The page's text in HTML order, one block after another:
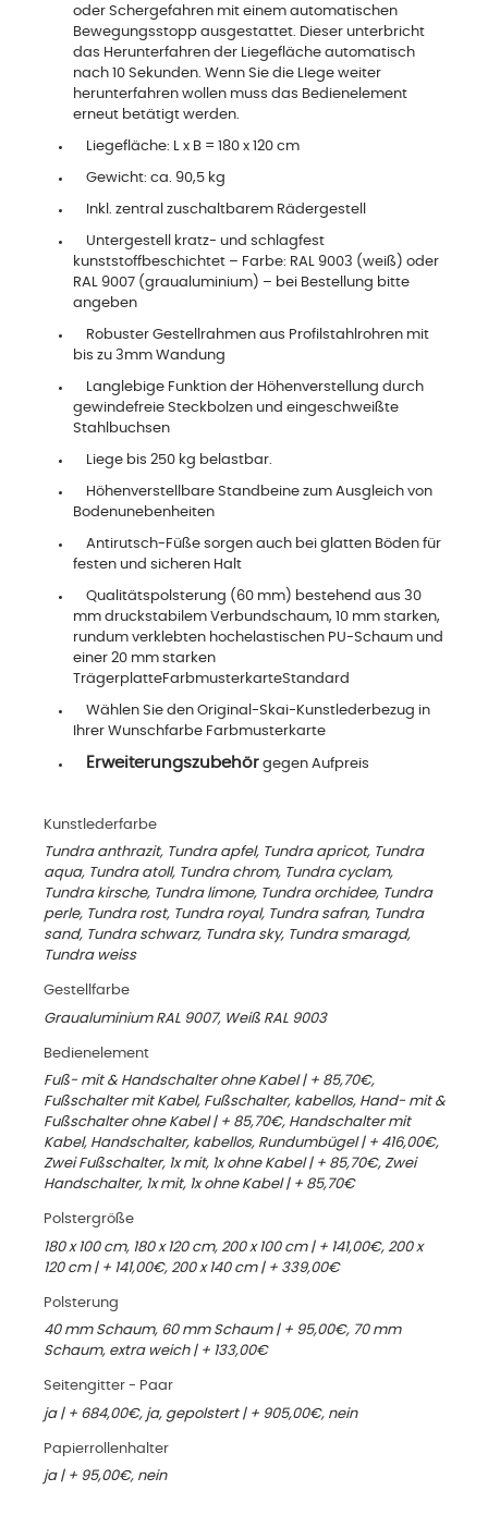
oder Schergefahren mit einem automatischen
Bewegungsstopp ausgestattet. Dieser unterbricht
das Herunterfahren der Liegefläche automatisch
nach 10 Sekunden. Wenn Sie die LIege weiter
herunterfahren wollen muss das Bedienelement
erneut betätigt werden.
Liegefläche: L x B = 180 x 120 cm
Gewicht: ca. 90,5 kg
Inkl. zentral zuschaltbarem Rädergestell
Untergestell kratz- und schlagfest
kunststoffbeschichtet – Farbe: RAL 9003 (weiß) oder
RAL 9007 (graualuminium) – bei Bestellung bitte
angeben
Robuster Gestellrahmen aus Profilstahlrohren mit
bis zu 3mm Wandung
Langlebige Funktion der Höhenverstellung durch
gewindefreie Steckbolzen und eingeschweißte
Stahlbuchsen
Liege bis 250 kg belastbar.
Höhenverstellbare Standbeine zum Ausgleich von
Bodenunebenheiten
Antirutsch-Füße sorgen auch bei glatten Böden für
festen und sicheren Halt
Qualitätspolsterung (60 mm) bestehend aus 30
mm druckstabilem Verbundschaum, 10 mm starken,
rundum verklebten hochelastischen PU-Schaum und
einer 20 mm starken
TrägerplatteFarbmusterkarteStandard
Wählen Sie den Original-Skai-Kunstlederbezug in
Ihrer Wunschfarbe Farbmusterkarte
Erweiterungszubehörgegen Aufpreis
Kunstlederfarbe
Tundra anthrazit, Tundra apfel, Tundra apricot, Tundra
aqua, Tundra atoll, Tundra chrom, Tundra cyclam,
Tundra kirsche, Tundra limone, Tundra orchidee, Tundra
perle, Tundra rost, Tundra royal, Tundra safran, Tundra
sand, Tundra schwarz, Tundra sky, Tundra smaragd,
Tundra weiss
Gestellfarbe
Graualuminium RAL 9007, Weiß RAL 9003
Bedienelement
Fuß- mit & Handschalter ohne Kabel | + 85,70€,
Fußschalter mit Kabel, Fußschalter, kabellos, Hand- mit &
Fußschalter ohne Kabel | + 85,70€, Handschalter mit
Kabel, Handschalter, kabellos, Rundumbügel | + 416,00€,
Zwei Fußschalter, 1x mit, 1x ohne Kabel | + 85,70€, Zwei
Handschalter, 1x mit, 1x ohne Kabel | + 85,70€
Polstergröße
180 x 100 cm, 180 x 120 cm, 200 x 100 cm | + 141,00€, 200 x
120 cm | + 141,00€, 200 x 140 cm | + 339,00€
Polsterung
40 mm Schaum, 60 mm Schaum | + 95,00€, 70 mm
Schaum, extra weich | + 133,00€
Seitengitter - Paar
ja | + 684,00€, ja, gepolstert | + 905,00€, nein
Papierrollenhalter
ja | + 95,00€, nein